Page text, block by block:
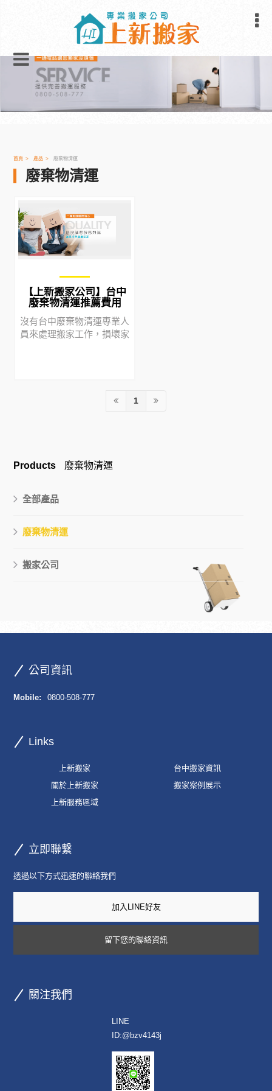
首頁 產品 廢棄物清運
廢棄物清運
【上新搬家公司】台中
廢棄物清運推薦費用
沒有台中廢棄物清運專業人
員來處理搬家工作，損壞家
像的更多的時間和金錢。而
包裝方面的幫助，但是，即
廢棄物清運服務並讓專業人
1
Products 廢棄物清運
全部產品
廢棄物清運
搬家公司
公司資訊
Mobile: 0800-508-777
Links
上新搬家
台中搬家資訊
關於上新搬家
搬家案例展示
上新服務區域
立即聯繫
透過以下方式迅速的聯絡我們
加入LINE好友
留下您的聯絡資訊
關注我們
LINE
ID:@bzv4143j